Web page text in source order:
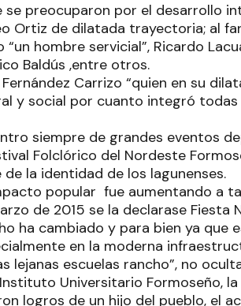
preocuparon por el desarrollo
Ortiz de dilatada trayectoria; al
hombre servicial”, Ricardo
Baldús ,entre otros.
Carrizo “quien en su
y social por cuanto integró todas
siempre de grandes eventos
Folclórico del Nordeste
la identidad de los lagunenses.
popular fue aumentando a
de 2015 se la declarase Fiesta
ha cambiado y para bien ya que
en la moderna
lejanas escuelas rancho”, no
Universitario Formoseño,
logros de un hijo del pueblo, el